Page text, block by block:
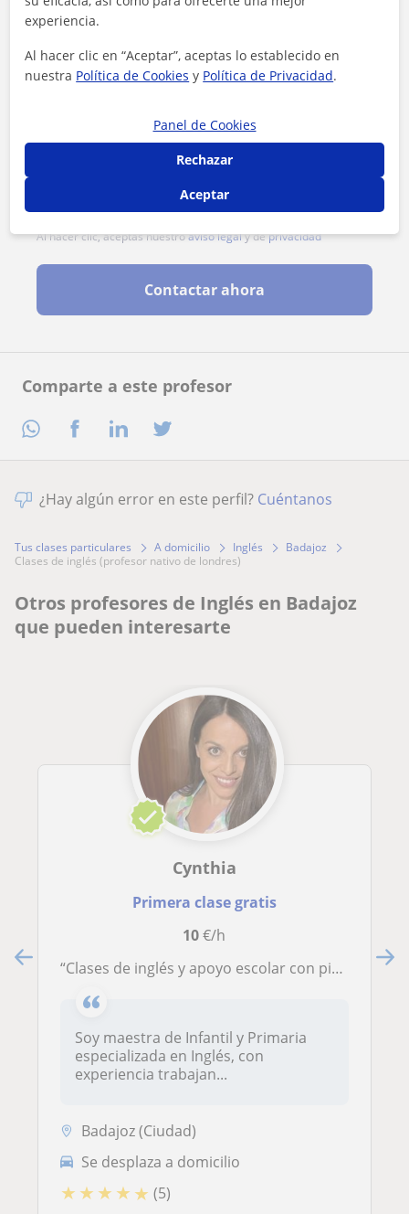
Comparte a este profesor
Al hacer clic, aceptas nuestroaviso legaly deprivacidad
Contactar ahora
¿Hay algún error en este perfil? Cuéntanos
Tus clases particulares A domicilio Inglés
Badajoz
clases de inglés (profesor nativo de londres)
Otros profesores de Inglés en Badajoz
que pueden interesarte
Cynthia
Primera clase gratis
10€/h
“Clases de inglés y apoyo escolar con pizarra digital en Badajoz”
Soy maestra de Infantil y Primaria
especializada en Inglés, con
experiencia trabajan...
Badajoz (Ciudad)
Se desplaza a domicilio
★ ★ ★ ★ ★ (5)
experiencia.
Al hacer clic en “Aceptar”, aceptas lo establecido en
nuestra Política de Cookies y Política de Privacidad.
Panel de Cookies
Rechazar
Aceptar